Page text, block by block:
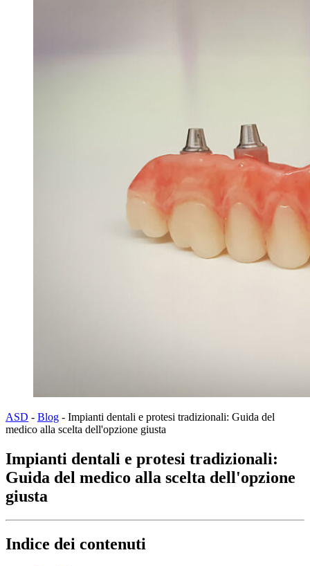
ASD - Blog - Impianti dentali e protesi tradizionali: Guida del
medico alla scelta dell'opzione giusta
Impianti dentali e protesi tradizionali:
Guida del medico alla scelta dell'opzione
giusta
Indice dei contenuti